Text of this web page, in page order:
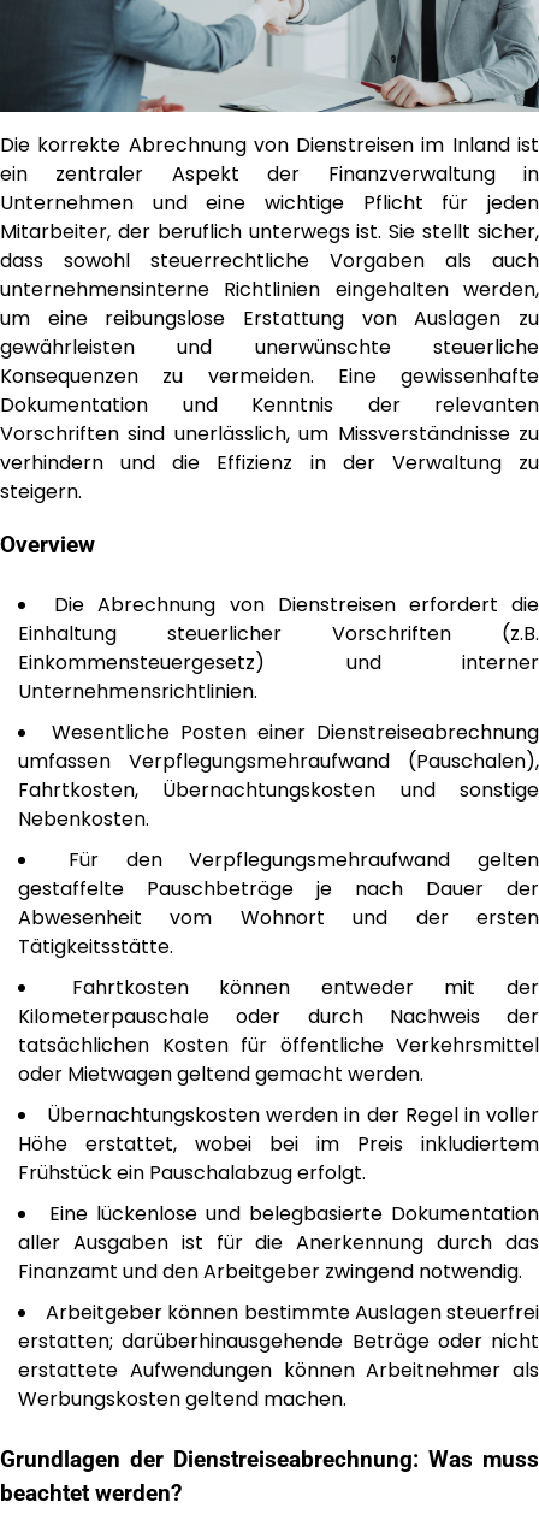
Die korrekte Abrechnung von Dienstreisen im Inland ist
ein zentraler Aspekt der Finanzverwaltung in
Unternehmen und eine wichtige Pflicht für jeden
Mitarbeiter, der beruflich unterwegs ist. Sie stellt sicher,
dass sowohl steuerrechtliche Vorgaben als auch
unternehmensinterne Richtlinien eingehalten werden,
um eine reibungslose Erstattung von Auslagen zu
gewährleisten und unerwünschte steuerliche
Konsequenzen zu vermeiden. Eine gewissenhafte
Dokumentation und Kenntnis der relevanten
Vorschriften sind unerlässlich, um Missverständnisse zu
verhindern und die Effizienz in der Verwaltung zu
steigern.
Overview
Die Abrechnung von Dienstreisen erfordert die
Einhaltung steuerlicher Vorschriften (z.B.
Einkommensteuergesetz) und interner
Unternehmensrichtlinien.
Wesentliche Posten einer Dienstreiseabrechnung
umfassen Verpflegungsmehraufwand (Pauschalen),
Fahrtkosten, Übernachtungskosten und sonstige
Nebenkosten.
Für den Verpflegungsmehraufwand gelten
gestaffelte Pauschbeträge je nach Dauer der
Abwesenheit vom Wohnort und der ersten
Tätigkeitsstätte.
Fahrtkosten können entweder mit der
Kilometerpauschale oder durch Nachweis der
tatsächlichen Kosten für öffentliche Verkehrsmittel
oder Mietwagen geltend gemacht werden.
Übernachtungskosten werden in der Regel in voller
Höhe erstattet, wobei bei im Preis inkludiertem
Frühstück ein Pauschalabzug erfolgt.
Eine lückenlose und belegbasierte Dokumentation
aller Ausgaben ist für die Anerkennung durch das
Finanzamt und den Arbeitgeber zwingend notwendig.
Arbeitgeber können bestimmte Auslagen steuerfrei
erstatten; darüberhinausgehende Beträge oder nicht
erstattete Aufwendungen können Arbeitnehmer als
Werbungskosten geltend machen.
Grundlagen der Dienstreiseabrechnung: Was muss
beachtet werden?